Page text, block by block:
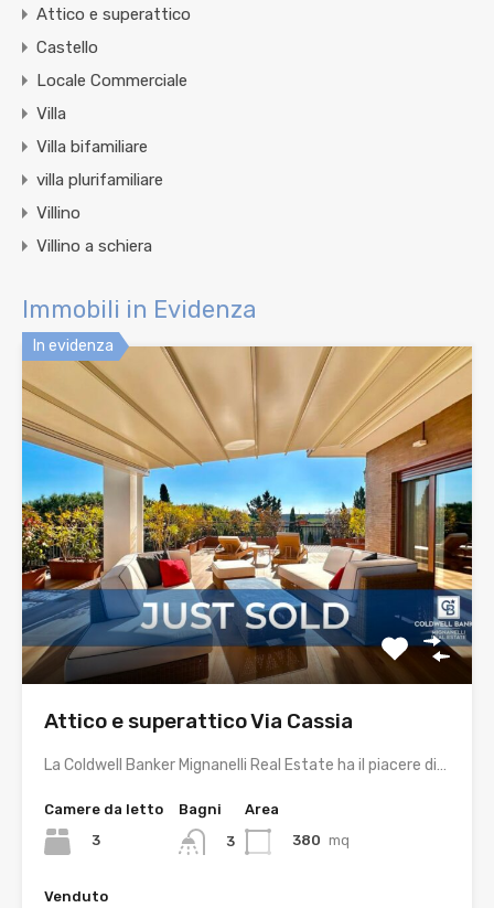
Attico e superattico
Castello
Locale Commerciale
Villa
Villa bifamiliare
villa plurifamiliare
Villino
Villino a schiera
Immobili in Evidenza
In evidenza
Attico e superattico Via Cassia
La Coldwell Banker Mignanelli Real Estate ha il piacere di…
Camere da letto
3
Bagni
3
Area
380 mq
Venduto